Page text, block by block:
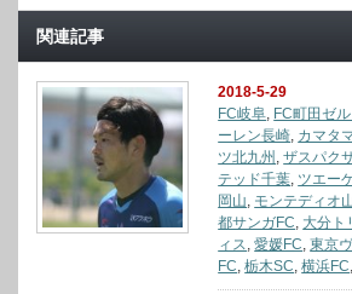
関連記事
2018-5-29
FC岐阜 FC町田ゼ
ーレン長崎 カマタ
ツ北九州 ,ザスパク
テッド千葉 ツエー
岡山 モンテディオ
都サンガFC 大分ト
ィス ,愛媛FC ,東京
FC ,栃木SC ,横浜FC